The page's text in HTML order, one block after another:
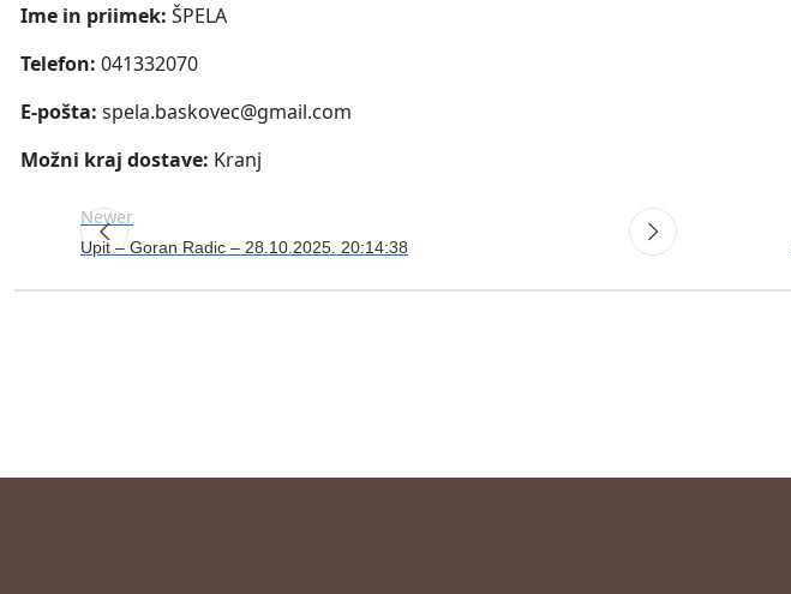
Ime in priimek: ŠPELA
Telefon: 041332070
E-pošta: spela.baskovec@gmail.com
Možni kraj dostave: Kranj
Newer
Upit – Goran Radic – 28.10.2025. 20:14:38